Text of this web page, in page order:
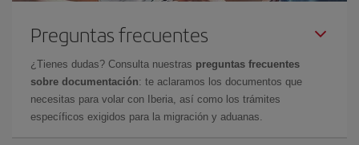
Preguntas frecuentes
¿Tienes dudas? Consulta nuestras preguntas frecuentes
sobre documentación: te aclaramos los documentos que
necesitas para volar con Iberia, así como los trámites
específicos exigidos para la migración y aduanas.